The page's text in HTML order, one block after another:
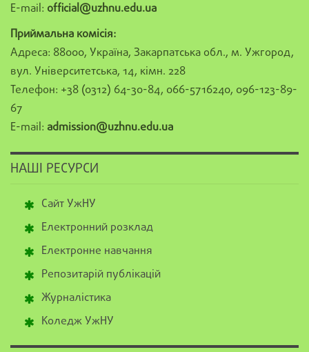
E-mail: official@uzhnu.edu.ua
Приймальна комісія:
Адреса: 88000, Україна, Закарпатська обл., м. Ужгород,
вул. Університетська, 14, кімн. 228
Телефон: +38 (0312) 64-30-84, 066-5716240, 096-123-89-
67
E-mail: admission@uzhnu.edu.ua
НАШІ РЕСУРСИ
Сайт УжНУ
Електронний розклад
Електронне навчання
Репозитарій публікацій
Журналістика
Коледж УжНУ